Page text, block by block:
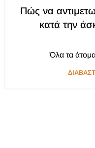
Πώς να
κατά την
Όλα τα